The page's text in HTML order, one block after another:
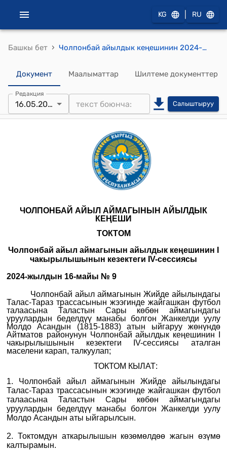
KG RU
Башкы бет › Чолпонбай айылдык кеңешинин 2024-жылдын 16-майындагы № 9 "Чолпонбай айыл аймагынын Жийде айылындагы Талас-Тараз трассасынын жээгинде жайгашкан футбол талаасына Таластын Сары көбөн аймагындагы уруулардын беделдүү манабы болгон Жанкелди уулу Молдо Асандын (1815-1883) атын ыйгаруу жөнүндө " токтому
Документ Маалыматтар Шилтеме документтер
Редакция
16.05.2024 Салыштыруу